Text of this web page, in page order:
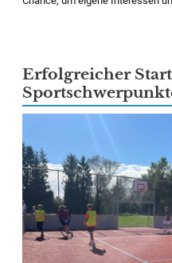
Erfolgreicher